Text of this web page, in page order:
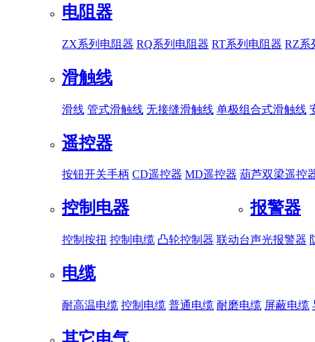
电阻器
ZX系列电阻器 RQ系列电阻器 RT系列电阻器 RZ系
滑触线
滑线 管式滑触线 无接缝滑触线 单极组合式滑触线
遥控器
按钮开关手柄 CD遥控器 MD遥控器 葫芦双梁遥控
控制电器
控制按扭 控制电缆 凸轮控制器 联动台
报警器
声光报警器
电缆
耐高温电缆 控制电缆 普通电缆 耐磨电缆 屏蔽电缆